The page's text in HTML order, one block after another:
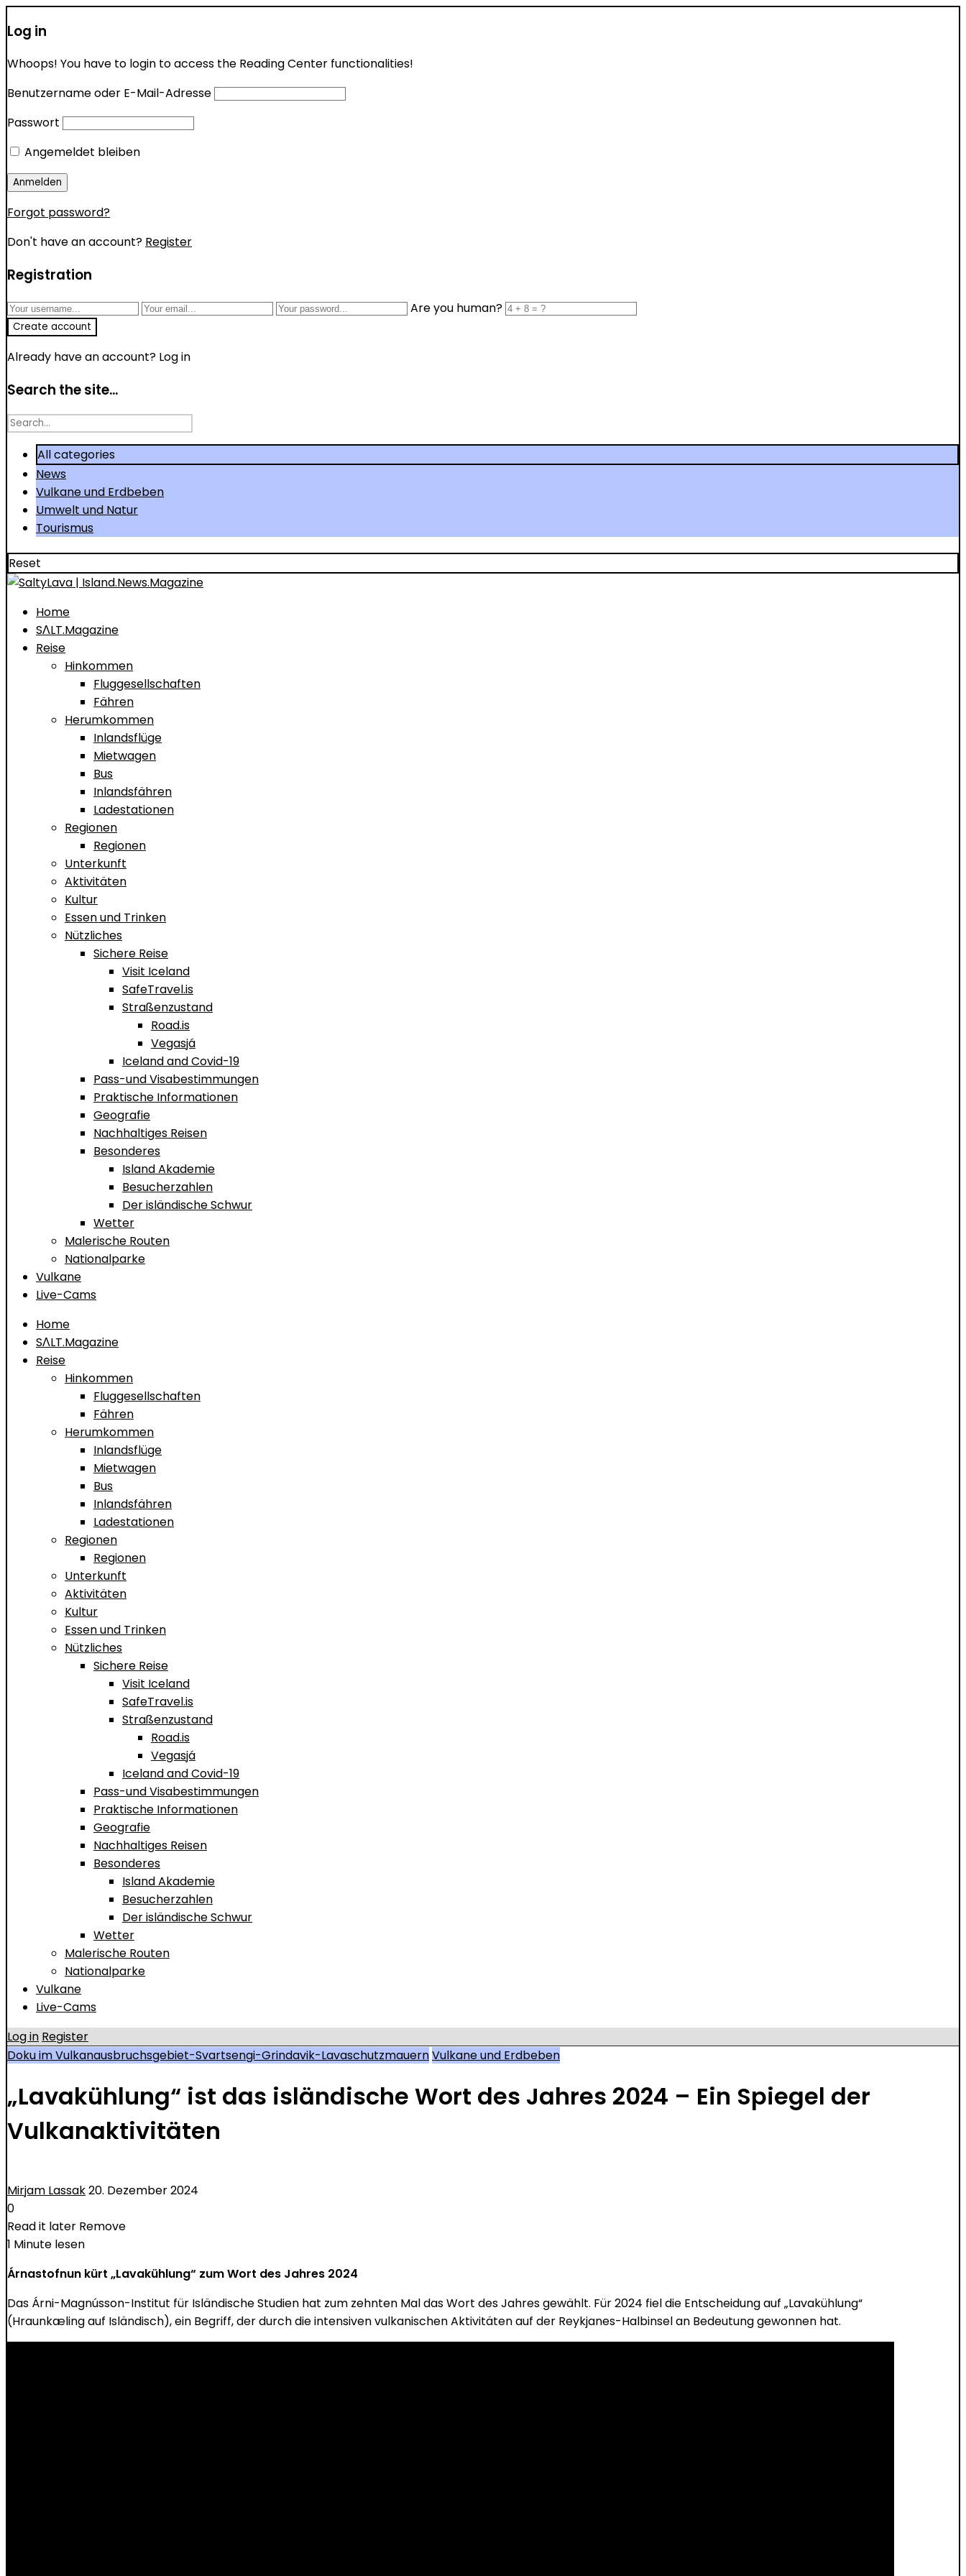
Log in
Whoops! You have to login to access the Reading Center functionalities!
Benutzername oder E-Mail-Adresse
Passwort
Angemeldet bleiben
Forgot password?
Don't have an account? Register
Registration
Are you human?
Already have an account? Log in
Search the site...
Search
All categories
News
Vulkane und Erdbeben
Umwelt und Natur
Tourismus
Reset
Home
SΛLT.Magazine
Reise
Hinkommen
Fluggesellschaften
Fähren
Herumkommen
Inlandsflüge
Mietwagen
Bus
Inlandsfähren
Ladestationen
Regionen
Regionen
Unterkunft
Aktivitäten
Kultur
Essen und Trinken
Nützliches
Sichere Reise
Visit Iceland
SafeTravel.is
Straßenzustand
Road.is
Vegasjá
Iceland and Covid-19
Pass-und Visabestimmungen
Praktische Informationen
Geografie
Nachhaltiges Reisen
Besonderes
Island Akademie
Besucherzahlen
Der isländische Schwur
Wetter
Malerische Routen
Nationalparke
Vulkane
Live-Cams
Home
SΛLT.Magazine
Reise
Hinkommen
Fluggesellschaften
Fähren
Herumkommen
Inlandsflüge
Mietwagen
Bus
Inlandsfähren
Ladestationen
Regionen
Regionen
Unterkunft
Aktivitäten
Kultur
Essen und Trinken
Nützliches
Sichere Reise
Visit Iceland
SafeTravel.is
Straßenzustand
Road.is
Vegasjá
Iceland and Covid-19
Pass-und Visabestimmungen
Praktische Informationen
Geografie
Nachhaltiges Reisen
Besonderes
Island Akademie
Besucherzahlen
Der isländische Schwur
Wetter
Malerische Routen
Nationalparke
Vulkane
Live-Cams
Log in Register
Doku im Vulkanausbruchsgebiet-Svartsengi-Grindavik-LavaschutzmauernVulkane und Erdbeben
„Lavakühlung“ ist das isländische Wort des Jahres 2024 – Ein Spiegel der
Vulkanaktivitäten
Mirjam Lassak20. Dezember 2024
0
Read it later Remove
1 Minute lesen
Árnastofnun kürt „Lavakühlung“ zum Wort des Jahres 2024
Das Árni-Magnússon-Institut für Isländische Studien hat zum zehnten Mal das Wort des Jahres gewählt. Für 2024 fiel die Entscheidung auf „Lavakühlung“
(Hraunkæling auf Isländisch), ein Begriff, der durch die intensiven vulkanischen Aktivitäten auf der Reykjanes-Halbinsel an Bedeutung gewonnen hat.